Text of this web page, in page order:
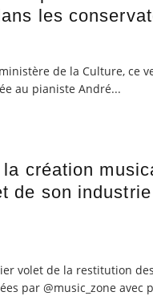
les
de la Culture, ce
au pianiste André...
la création
de son
volet de la restitution
par @music_zone avec